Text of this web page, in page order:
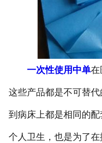
一次性使用中单在
这些产品都是不可替
到病床上都是相同的
个人卫生，也是为了在